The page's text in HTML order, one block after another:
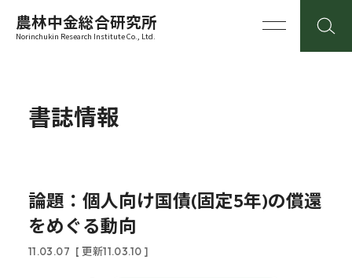
農林中金総合研究所
Norinchukin Research Institute Co., Ltd.
書誌情報
論題：個人向け国債(固定5年)の償還
をめぐる動向
11.03.07 [ 更新11.03.10 ]